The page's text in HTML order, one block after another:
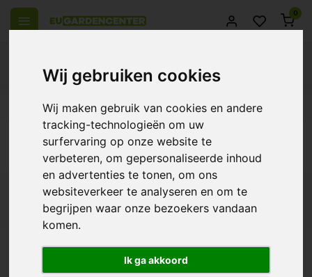
Wij gebruiken cookies
Wij maken gebruik van cookies en andere
tracking-technologieën om uw
surfervaring op onze website te
verbeteren, om gepersonaliseerde inhoud
en advertenties te tonen, om ons
websiteverkeer te analyseren en om te
begrijpen waar onze bezoekers vandaan
komen.
Ik ga akkoord
0
14 Dagen retourrecht Beste klantenservice
Producten getagd met Torin Sifan
Torin Sifan Afzuigkist